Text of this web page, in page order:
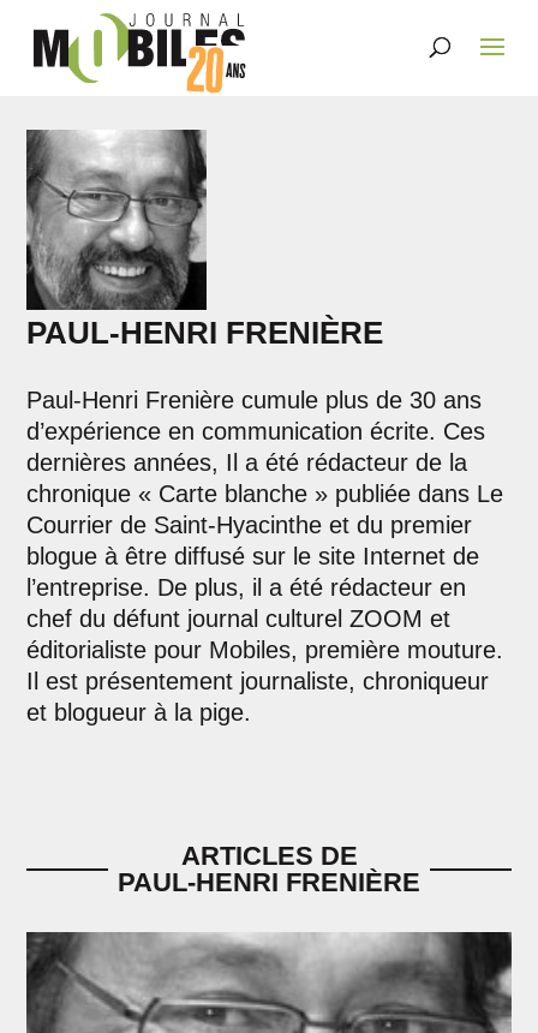
PAUL-HENRI FRENIÈRE
Paul-Henri Frenière cumule plus de 30 ans
d’expérience en communication écrite. Ces
dernières années, Il a été rédacteur de la
chronique « Carte blanche » publiée dans Le
Courrier de Saint-Hyacinthe et du premier
blogue à être diffusé sur le site Internet de
l’entreprise. De plus, il a été rédacteur en
chef du défunt journal culturel ZOOM et
éditorialiste pour Mobiles, première mouture.
Il est présentement journaliste, chroniqueur
et blogueur à la pige.
ARTICLES DE
PAUL-HENRI FRENIÈRE